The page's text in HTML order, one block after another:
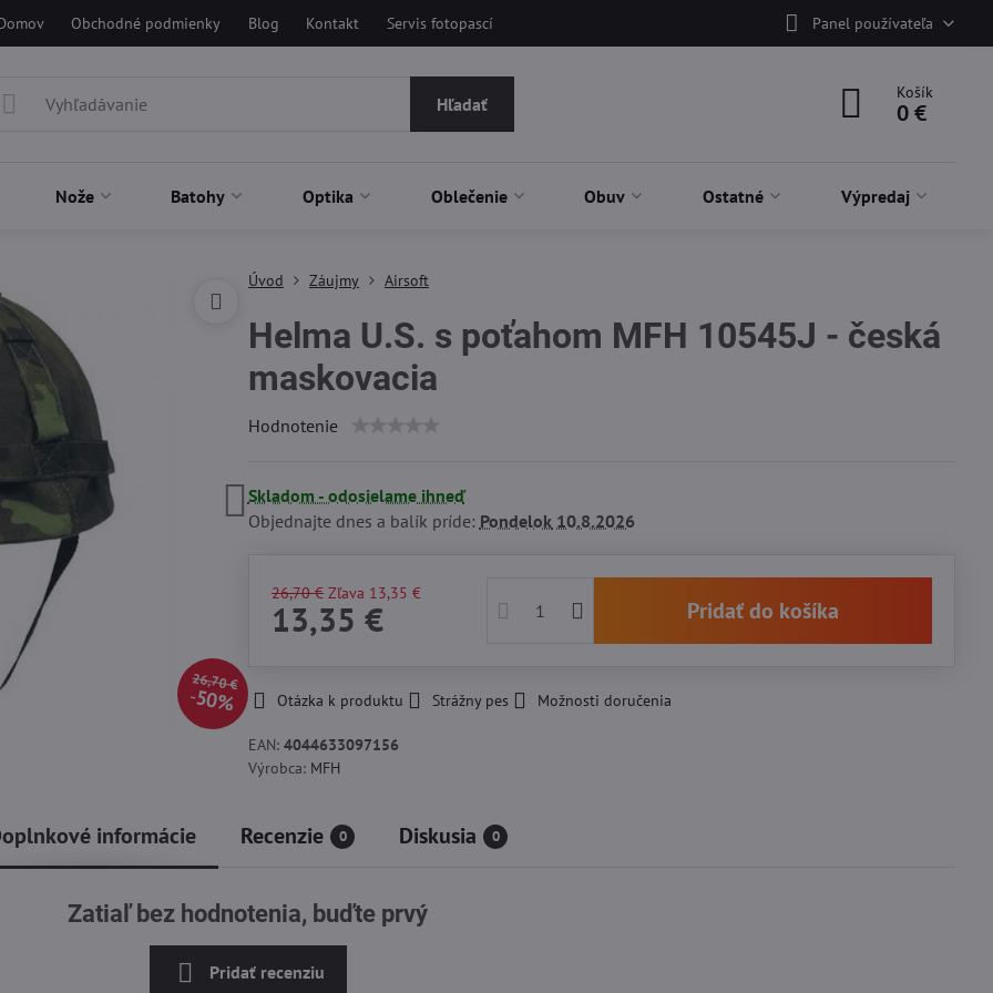
Obchodné podmienky Blog Kontakt Servis fotopascí Panel používateľa
Hľadať
Košík
0 €
Nože Batohy Optika Oblečenie Obuv Ostatné Výpredaj
26,70 €
50%
Úvod Záujmy Airsoft
Helma U.S. s poťahom MFH 10545J - česká
maskovacia
Hodnotenie
Skladom - odosielame ihneď
Objednajte dnes a balík príde: Pondelok10.8.2026
26,70 € Zľava 13,35 €
13,35 € Pridať do košíka
Otázka k produktu Strážny pes Možnosti doručenia
EAN: 4044633097156
Výrobca: MFH
informácie Recenzie 0 Diskusia 0
Zatiaľ bez hodnotenia, buďte prvý
Pridať recenziu